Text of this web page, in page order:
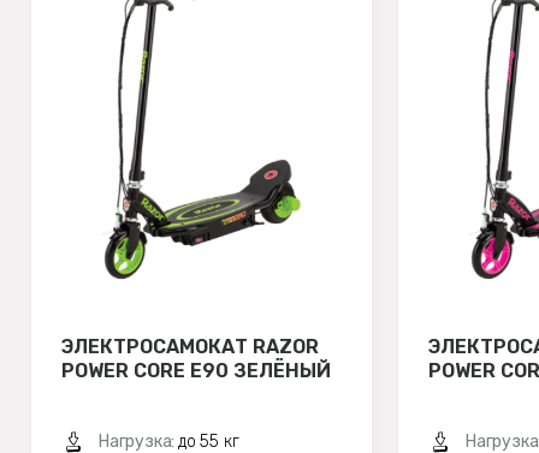
ЭЛЕКТРОСАМОКАТ RAZOR
POWER CORE E90 ЗЕЛЁНЫЙ
Нагрузка: до 55 кг
POWER